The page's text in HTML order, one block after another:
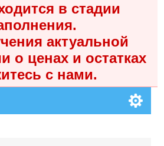
в стадии
актуальной
о ценах и остатках
с нами.